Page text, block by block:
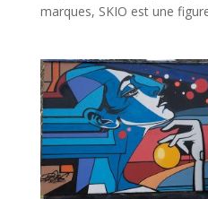
marques, SKIO est une